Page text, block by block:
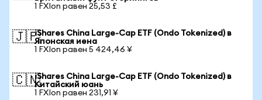
1 FXIon равен 25,53 £
🇯🇵iShares China Large-Cap ETF (Ondo Tokenized) в
Японская иена
1 FXIon равен 5 424,46 ¥
🇨🇳iShares China Large-Cap ETF (Ondo Tokenized) в
Китайский юань
1 FXIon равен 231,91 ¥